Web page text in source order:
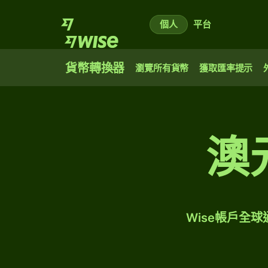
個人 平台
貨幣轉換器 瀏覽所有貨幣 獲取匯率提示
澳
Wise帳戶全球